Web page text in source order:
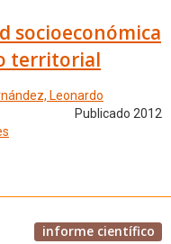
socioeconómica
territorial
Leonardo
Publicado 2012
informe científico